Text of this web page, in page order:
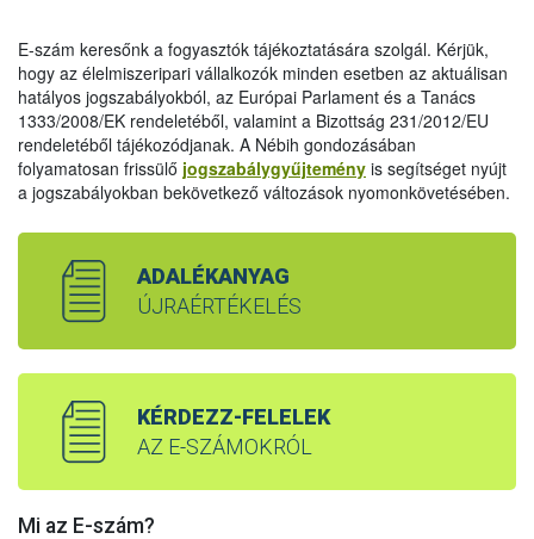
E-szám keresőnk a fogyasztók tájékoztatására szolgál. Kérjük,
hogy az élelmiszeripari vállalkozók minden esetben az aktuálisan
hatályos jogszabályokból, az Európai Parlament és a Tanács
1333/2008/EK rendeletéből, valamint a Bizottság 231/2012/EU
rendeletéből tájékozódjanak. A Nébih gondozásában
folyamatosan frissülő jogszabálygyűjtemény is segítséget nyújt
a jogszabályokban bekövetkező változások nyomonkövetésében.
ADALÉKANYAG
ÚJRAÉRTÉKELÉS
KÉRDEZZ-FELELEK
AZ E-SZÁMOKRÓL
Mi az E-szám?